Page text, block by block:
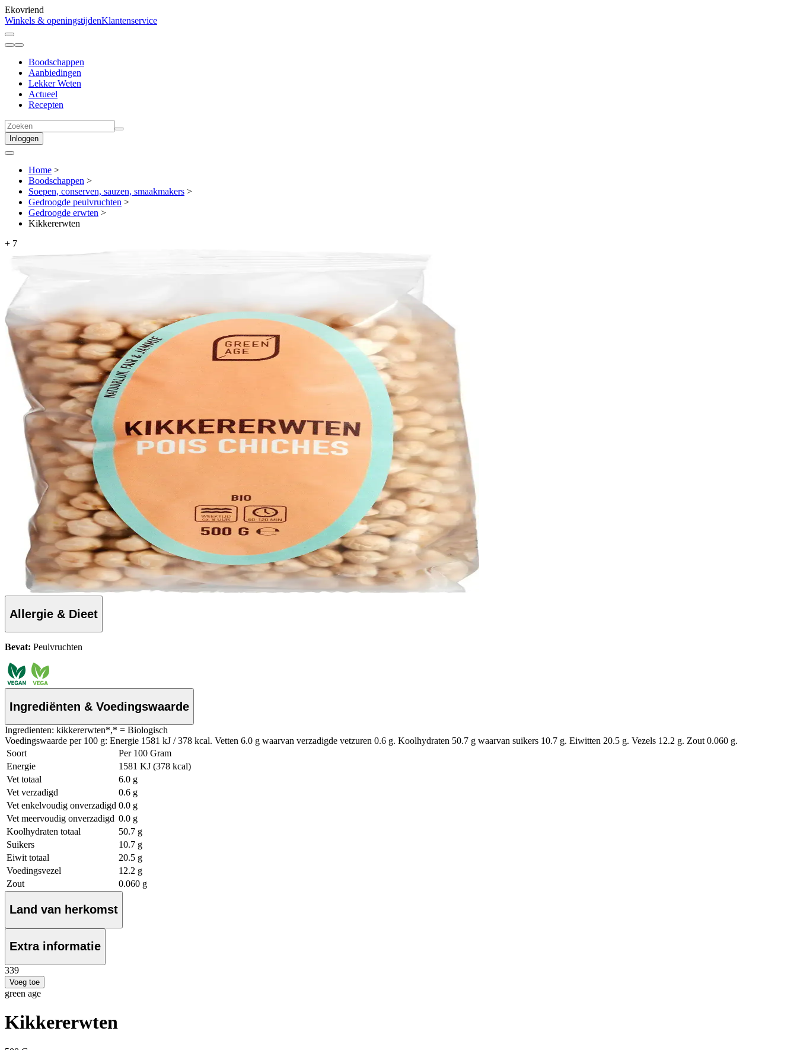
Ekovriend
Winkels & openingstijdenKlantenservice
Boodschappen
Aanbiedingen
Lekker Weten
Actueel
Recepten
Inloggen
Home >
Boodschappen >
Soepen, conserven, sauzen, smaakmakers >
Gedroogde peulvruchten >
Gedroogde erwten >
Kikkererwten
+ 7
Allergie & Dieet
Bevat: Peulvruchten
Ingrediënten & Voedingswaarde
Ingredienten: kikkererwten*,* = Biologisch
Voedingswaarde per 100 g: Energie 1581 kJ / 378 kcal. Vetten 6.0 g waarvan verzadigde vetzuren 0.6 g. Koolhydraten 50.7 g waarvan suikers 10.7 g. Eiwitten 20.5 g. Vezels 12.2 g. Zout 0.060 g.
Soort
Per 100 Gram
Energie
1581 KJ (378 kcal)
Vet totaal
6.0 g
Vet verzadigd
0.6 g
Vet enkelvoudig onverzadigd 0.0 g
Vet meervoudig onverzadigd 0.0 g
Koolhydraten totaal
50.7 g
Suikers
10.7 g
Eiwit totaal
20.5 g
Voedingsvezel
12.2 g
Zout
0.060 g
Land van herkomst
Extra informatie
339
Voeg toe
green age
Kikkererwten